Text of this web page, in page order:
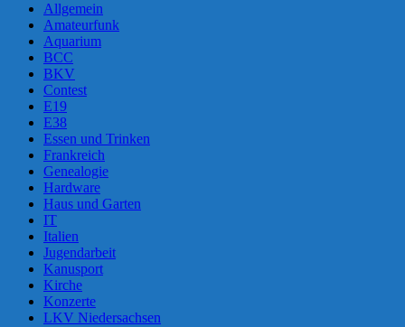
Allgemein
Amateurfunk
Aquarium
BCC
BKV
Contest
E19
E38
Essen und Trinken
Frankreich
Genealogie
Hardware
Haus und Garten
IT
Italien
Jugendarbeit
Kanusport
Kirche
Konzerte
LKV Niedersachsen